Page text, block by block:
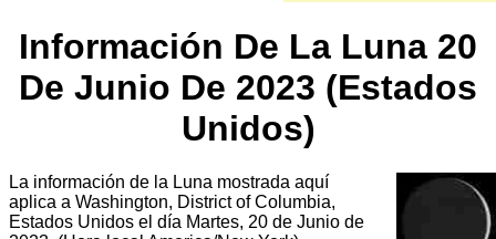
Información De La Luna 20
De Junio De 2023 (Estados
Unidos)
La información de la Luna mostrada aquí
aplica a Washington, District of Columbia,
Estados Unidos el día Martes, 20 de Junio de